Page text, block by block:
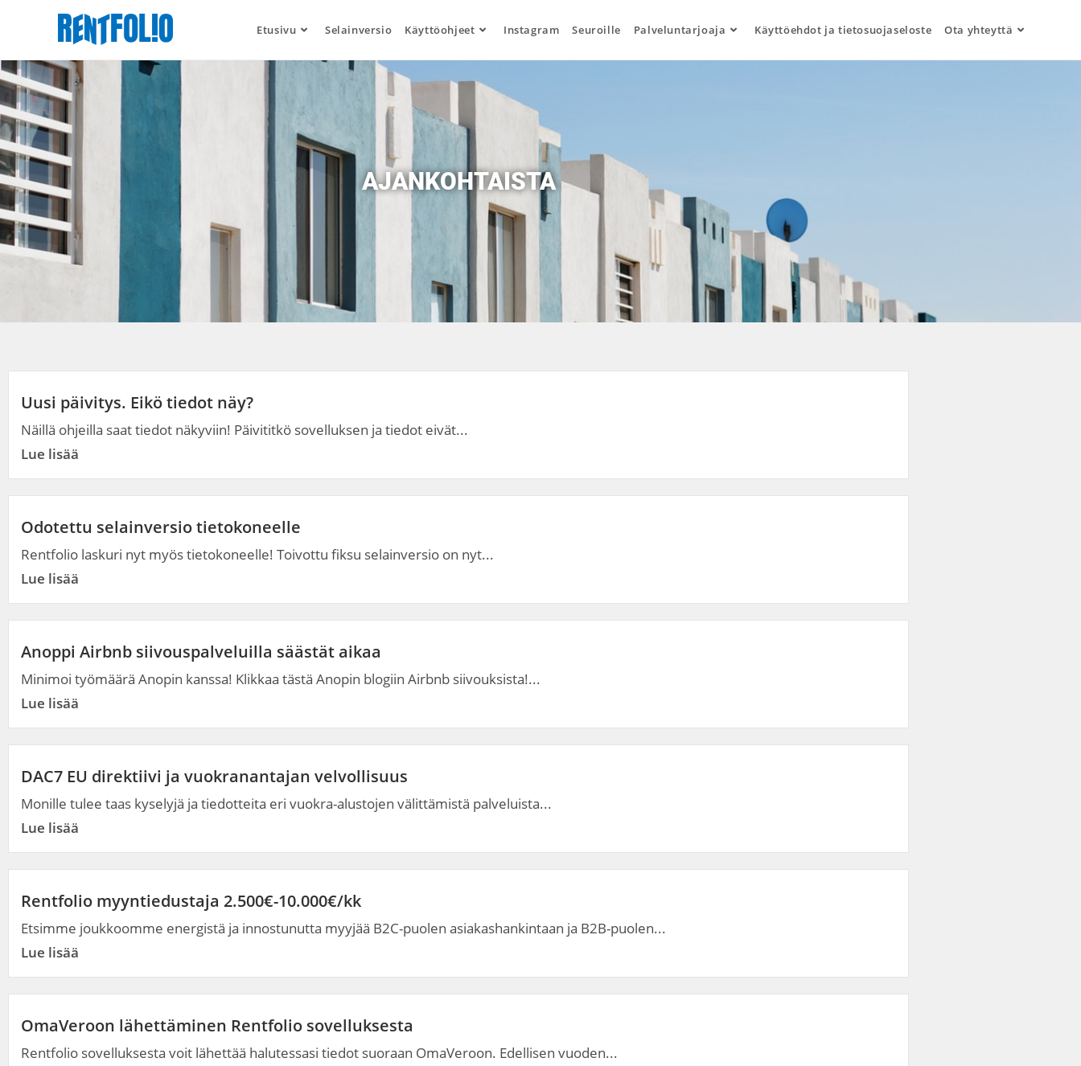
Etusivu Selainversio Käyttöohjeet Instagram Seuroille Palveluntarjoaja Käyttöehdot ja tietosuojaseloste Ota yhteyttä
AJANKOHTAISTA
Uusi päivitys. Eikö tiedot näy?
Näillä ohjeilla saat tiedot näkyviin! Päivititkö sovelluksen ja tiedot eivät...
Lue lisää
Odotettu selainversio tietokoneelle
Rentfolio laskuri nyt myös tietokoneelle! Toivottu fiksu selainversio on nyt...
Lue lisää
Anoppi Airbnb siivouspalveluilla säästät aikaa
Minimoi työmäärä Anopin kanssa! Klikkaa tästä Anopin blogiin Airbnb siivouksista!...
Lue lisää
DAC7 EU direktiivi ja vuokranantajan velvollisuus
Monille tulee taas kyselyjä ja tiedotteita eri vuokra-alustojen välittämistä palveluista...
Lue lisää
Rentfolio myyntiedustaja 2.500€-10.000€/kk
Etsimme joukkoomme energistä ja innostunutta myyjää B2C-puolen asiakashankintaan ja B2B-puolen...
Lue lisää
OmaVeroon lähettäminen Rentfolio sovelluksesta
Rentfolio sovelluksesta voit lähettää halutessasi tiedot suoraan OmaVeroon. Edellisen vuoden...